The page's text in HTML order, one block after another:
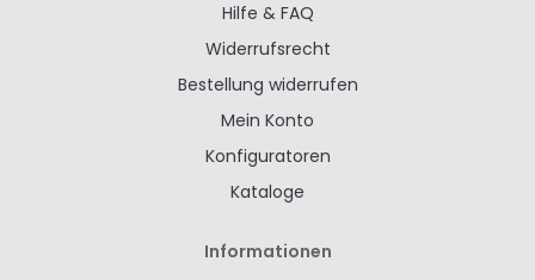
Hilfe & FAQ
Widerrufsrecht
Bestellung widerrufen
Mein Konto
Konfiguratoren
Kataloge
Informationen